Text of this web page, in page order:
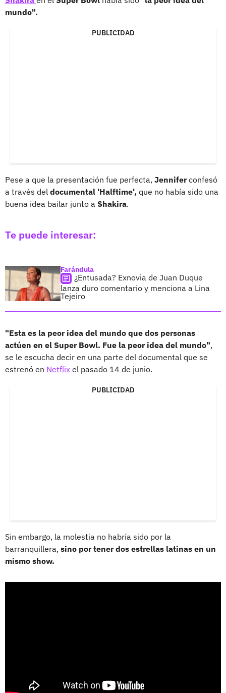
mundo".
PUBLICIDAD
Pese a que la presentación fue perfecta, Jenniferconfesó
a través del documental 'Halftime', que no había sido una
buena idea bailar junto a Shakira.
Te puede interesar:
Farándula
¿Entusada? Exnovia de Juan Duque
lanza duro comentario y menciona a Lina
Tejeiro
"Esta es la peor idea del mundo que dos personas
actúen en el Super Bowl. Fue la peor idea del mundo",
se le escucha decir en una parte del documental que se
estrenó en Netflix el pasado 14 de junio.
PUBLICIDAD
Sin embargo, la molestia no habría sido por la
barranquillera, sino por tener dos estrellas latinas en un
mismo show.